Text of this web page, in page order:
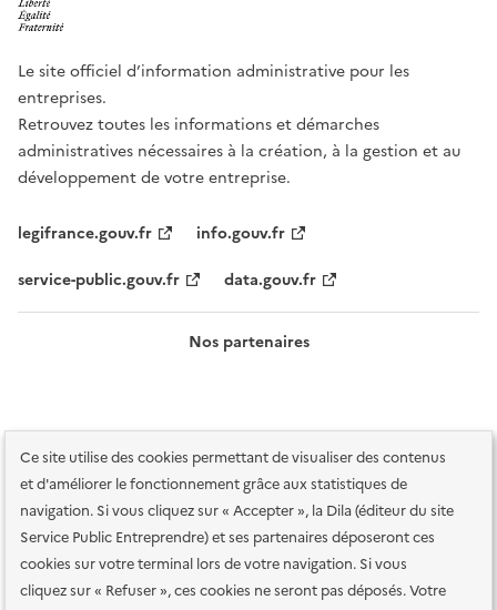
Ce site utilise des cookies permettant de visualiser des contenus
et d'améliorer le fonctionnement grâce aux statistiques de
navigation. Si vous cliquez sur « Accepter », la Dila (éditeur du site
Service Public Entreprendre) et ses partenaires déposeront ces
cookies sur votre terminal lors de votre navigation. Si vous
cliquez sur « Refuser », ces cookies ne seront pas déposés. Votre
Le site officiel d’information administrative pour les
entreprises.
Retrouvez toutes les informations et démarches
administratives nécessaires à la création, à la gestion et au
développement de votre entreprise.
legifrance.gouv.fr
info.gouv.fr
service-public.gouv.fr
data.gouv.fr
Nos partenaires
Plan du site Accessibilité : totalement conforme
Accessibilité des
services en ligne
Mentions légales Données personnelles et sécurité